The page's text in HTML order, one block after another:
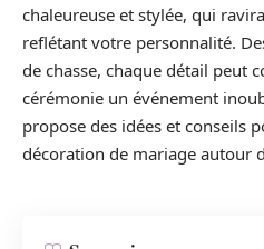
chaleureuse et stylée, qui
reflétant votre personnalité.
de chasse, chaque détail peut
cérémonie un événement
propose des idées et conseils
décoration de mariage autour